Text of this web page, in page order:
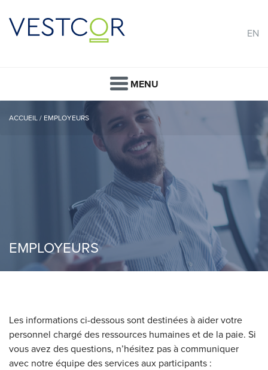
EN
MENU
ACCUEIL / EMPLOYEURS
EMPLOYEURS
Les informations ci-dessous sont destinées à aider votre
personnel chargé des ressources humaines et de la paie. Si
vous avez des questions, n’hésitez pas à communiquer
avec notre équipe des services aux participants :